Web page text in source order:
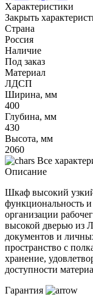
Характеристики
Закрыть
Страна
Россия
Наличие
Под заказ
Материал
ЛДСП
Ширина, мм
400
Глубина, мм
430
Высота, мм
2060
Все
Описание
Шкаф высокий
функциональность
организации
высокой дверью из
документов и
пространство с
хранение,
доступности
Гарантия